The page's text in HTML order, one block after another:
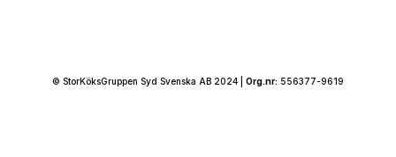
© StorKöksGruppen Syd Svenska AB 2024 | Org.nr: 556377-9619